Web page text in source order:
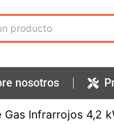
nosotros
Gas Infrarrojos 4,2